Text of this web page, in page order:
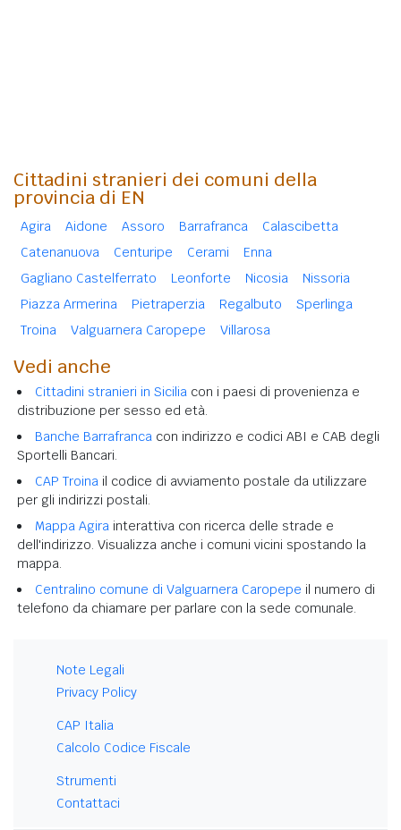
Cittadini stranieri dei comuni della
provincia di EN
Agira Aidone Assoro Barrafranca
Calascibetta
Catenanuova
Centuripe Cerami
Enna
Gagliano Castelferrato
Leonforte Nicosia
Nissoria
Piazza Armerina
Pietraperzia Regalbuto
Sperlinga
Troina
Valguarnera Caropepe Villarosa
Vedi anche
Cittadini stranieri in Sicilia con i paesi di provenienza e
distribuzione per sesso ed età.
Banche Barrafranca con indirizzo e codici ABI e CAB degli
Sportelli Bancari.
CAP Troina il codice di avviamento postale da utilizzare
per gli indirizzi postali.
Mappa Agira interattiva con ricerca delle strade e
dell'indirizzo. Visualizza anche i comuni vicini spostando la
mappa.
Centralino comune di Valguarnera Caropepe il numero di
telefono da chiamare per parlare con la sede comunale.
Note Legali
Privacy Policy
CAP Italia
Calcolo Codice Fiscale
Strumenti
Contattaci